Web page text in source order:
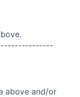
above and/or